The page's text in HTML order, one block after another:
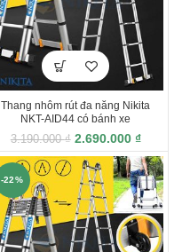
Thang nhôm rút đa năng Nikita
NKT-AID44 có bánh xe
3.190.000₫ 2.690.000 ₫
-22%